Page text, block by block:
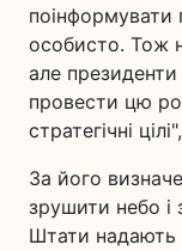
особисто. Тож
але
провести цю
стратегічні
За його
зрушити небо
Штати надають